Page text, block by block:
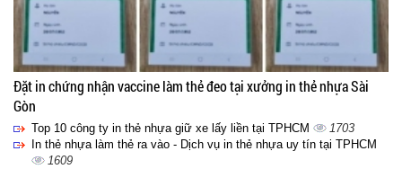
Đặt in chứng nhận vaccine làm thẻ đeo tại xưởng in thẻ nhựa Sài
Gòn
Top 10 công ty in thẻ nhựa giữ xe lấy liền tại TPHCM
1703
In thẻ nhựa làm thẻ ra vào - Dịch vụ in thẻ nhựa uy tín tại TPHCM
1609